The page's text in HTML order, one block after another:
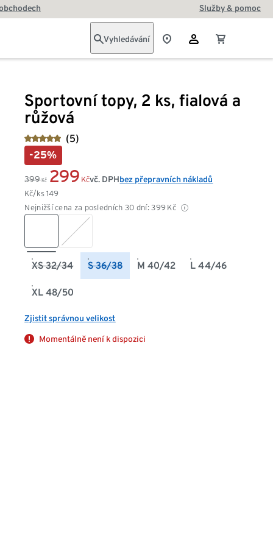
Služby & pomoc
Vyhledávání
Sportovní topy, 2 ks, fialová a
růžová
(5)
-25%
399 Kč 299 Kč
Kč/ks149
Nejnižší cena za posledních 30 dní: 399 Kč
vč. DPHbez přepravních nákladů
XS 32/34 S 36/38 M 40/42 L 44/46
XL 48/50
Zjistit správnou velikost
Momentálně není k dispozici